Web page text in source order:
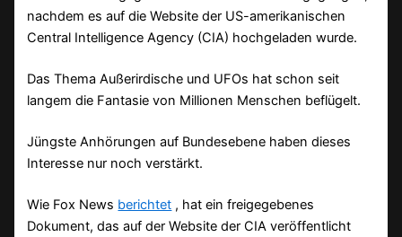
nachdem es auf die Website der US-amerikanischen
Central Intelligence Agency (CIA) hochgeladen wurde.
Das Thema Außerirdische und UFOs hat schon seit
langem die Fantasie von Millionen Menschen beflügelt.
Jüngste Anhörungen auf Bundesebene haben dieses
Interesse nur noch verstärkt.
Wie Fox News berichtet , hat ein freigegebenes
Dokument, das auf der Website der CIA veröffentlicht